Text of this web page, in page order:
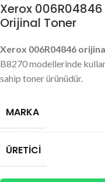
Xerox
Orijinal Toner
Xerox 006R04846
B8270 modellerinde
sahip toner ürünüdür.
MARKA
ÜRETICI